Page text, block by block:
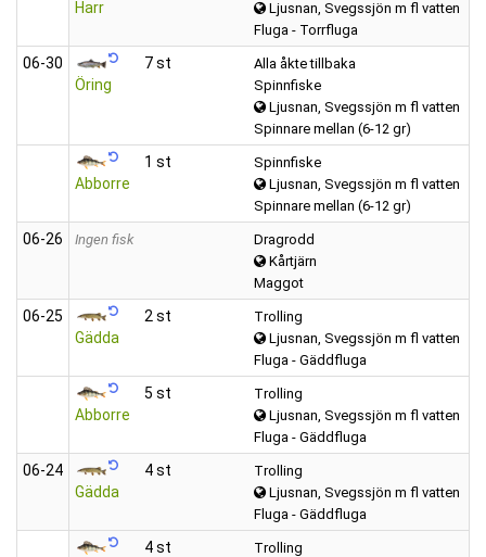
Harr
Ljusnan, Svegssjön m fl vatten
Fluga - Torrfluga
06‑30
Öring
7 st
Alla åkte tillbaka
Spinnfiske
Ljusnan, Svegssjön m fl vatten
Spinnare mellan (6-12 gr)
Abborre
1 st
Spinnfiske
Ljusnan, Svegssjön m fl vatten
Spinnare mellan (6-12 gr)
06‑26 Ingen fisk
Dragrodd
Kårtjärn
Maggot
06‑25
Gädda
2 st
Trolling
Ljusnan, Svegssjön m fl vatten
Fluga - Gäddfluga
Abborre
5 st
Trolling
Ljusnan, Svegssjön m fl vatten
Fluga - Gäddfluga
06‑24
Gädda
4 st
Trolling
Ljusnan, Svegssjön m fl vatten
Fluga - Gäddfluga
4 st
Trolling